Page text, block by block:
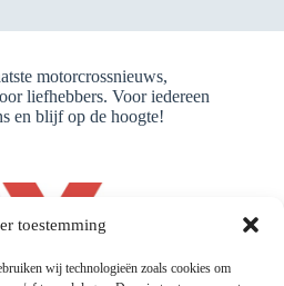
toestemming
wij technologieën zoals cookies om
motorcrossnieuws,
liefhebbers. Voor iedereen
en blijf op de hoogte!